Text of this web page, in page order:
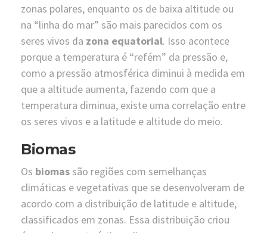
zonas polares, enquanto os de baixa altitude ou
na “linha do mar” são mais parecidos com os
seres vivos da zona equatorial. Isso acontece
porque a temperatura é “refém” da pressão e,
como a pressão atmosférica diminui à medida em
que a altitude aumenta, fazendo com que a
temperatura diminua, existe uma correlação entre
os seres vivos e a latitude e altitude do meio.
Biomas
Os biomas são regiões com semelhanças
climáticas e vegetativas que se desenvolveram de
acordo com a distribuição de latitude e altitude,
classificados em zonas. Essa distribuição criou